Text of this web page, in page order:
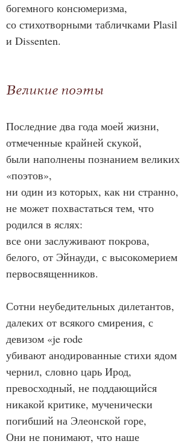
богемного консюмеризма,
со стихотворными табличками Plasil
и Dissenten.
Великие поэты
Последние два года моей жизни,
отмеченные крайней скукой,
были наполнены познанием великих
«поэтов»,
ни один из которых, как ни странно,
не может похвастаться тем, что
родился в яслях:
все они заслуживают покрова,
белого, от Эйнауди, с высокомерием
первосвященников.
Сотни неубедительных дилетантов,
далеких от всякого смирения, с
девизом «je rode
убивают анодированные стихи ядом
чернил, словно царь Ирод,
превосходный, не поддающийся
никакой критике, мученически
погибший на Элеонской горе,
Они не понимают, что наше